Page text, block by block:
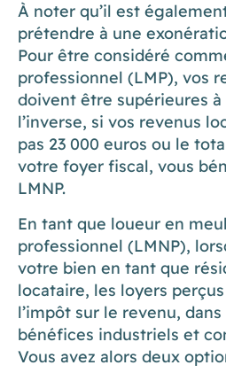
À noter qu’il est
prétendre à une
Pour être considéré
professionnel (LMP), vos
doivent être supérieures à
l’inverse, si vos revenus
pas 23 000 euros ou le
votre foyer fiscal, vous
LMNP.
En tant que loueur en
professionnel (LMNP),
votre bien en tant que
locataire, les loyers
l’impôt sur le revenu,
bénéfices industriels et
Vous avez alors deux